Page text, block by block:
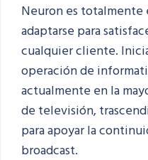
Neuron es totalmente
adaptarse para
cualquier cliente.
operación de
actualmente en la
de televisión,
para apoyar la
broadcast.